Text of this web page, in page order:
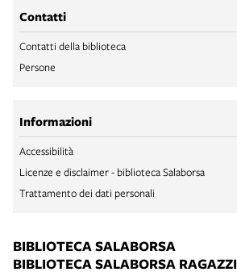
Contatti
Contatti della biblioteca
Persone
Informazioni
Accessibilità
Licenze e disclaimer - biblioteca Salaborsa
Trattamento dei dati personali
BIBLIOTECA SALABORSA
BIBLIOTECA SALABORSA RAGAZZI